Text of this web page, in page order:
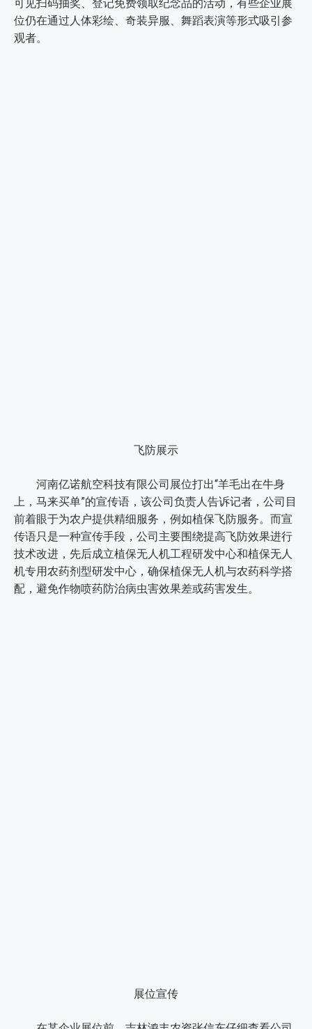
可见扫码抽奖、登记免费领取纪念品的活动，有些企业展
位仍在通过人体彩绘、奇装异服、舞蹈表演等形式吸引参
观者。
飞防展示
河南亿诺航空科技有限公司展位打出“羊毛出在牛身
上，马来买单”的宣传语，该公司负责人告诉记者，公司目
前着眼于为农户提供精细服务，例如植保飞防服务。而宣
传语只是一种宣传手段，公司主要围绕提高飞防效果进行
技术改进，先后成立植保无人机工程研发中心和植保无人
机专用农药剂型研发中心，确保植保无人机与农药科学搭
配，避免作物喷药防治病虫害效果差或药害发生。
展位宣传